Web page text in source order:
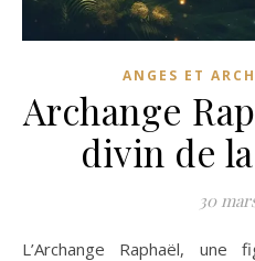
ANGES ET
Archange
divin de
30
L’Archange Raphaël, une figure spirituelle universelle